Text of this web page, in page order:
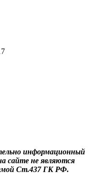
информационный
сайте не являются
Ст.437 ГК РФ.